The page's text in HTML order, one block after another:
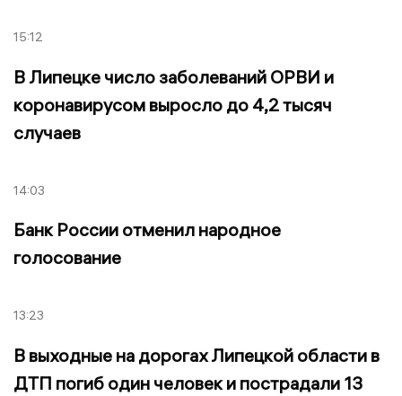
15:12
В Липецке число заболеваний ОРВИ и
коронавирусом выросло до 4,2 тысяч
случаев
14:03
Банк России отменил народное
голосование
13:23
В выходные на дорогах Липецкой области в
ДТП погиб один человек и пострадали 13